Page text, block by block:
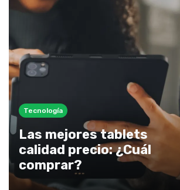
Tecnología
Las mejores tablets
calidad precio: ¿Cuál
comprar?